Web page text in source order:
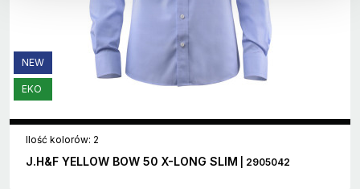
NEW
EKO
Ilość kolorów: 2
J.H&F YELLOW BOW 50 X-LONG SLIM | 2905042